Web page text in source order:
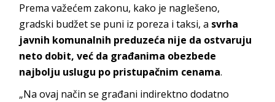
Prema važećem zakonu, kako je naglešeno,
gradski budžet se puni iz poreza i taksi, a svrha
javnih komunalnih preduzeća nije da ostvaruju
neto dobit, već da građanima obezbede
najbolju uslugu po pristupačnim cenama.
„Na ovaj način se građani indirektno dodatno